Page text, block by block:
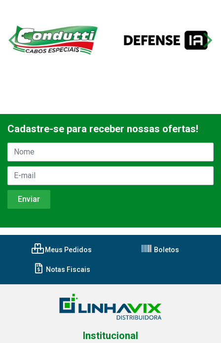
Cadastre-se para receber nossas ofertas!
Meus Pedidos Boletos
Notas Fiscais
Institucional